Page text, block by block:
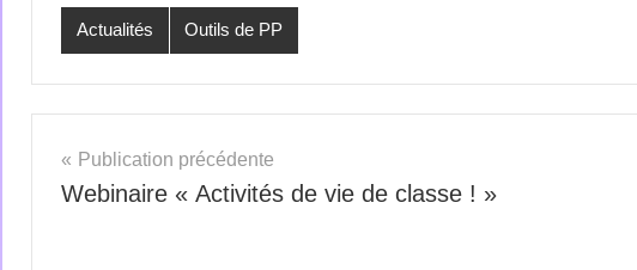
Actualités Outils de PP
Publication précédente
Webinaire « Activités de vie de classe ! »